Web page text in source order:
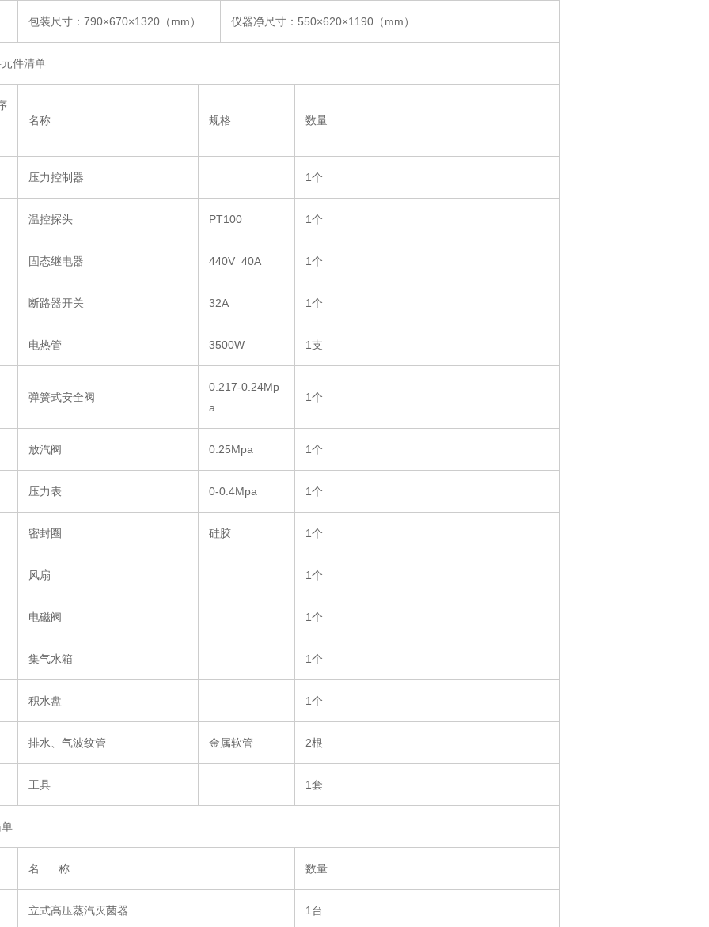
包装尺寸：790×670×1320（mm） 仪器净尺寸：550×620×1190（mm）
件清单
名称 规格 数量
压力控制器 1个
温控探头 PT100 1个
固态继电器 440V 40A 1个
断路器开关 32A 1个
电热管 3500W 1支
弹簧式安全阀
0.217-0.24Mp
a
1个
放汽阀 0.25Mpa 1个
压力表 0-0.4Mpa 1个
密封圈 硅胶 1个
风扇 1个
电磁阀 1个
集气水箱 1个
积水盘 1个
排水、气波纹管 金属软管 2根
工具 1套
名 称 数量
立式高压蒸汽灭菌器 1台